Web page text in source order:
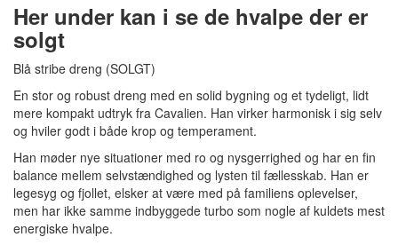
Her under kan i se de hvalpe der er
solgt
Blå stribe dreng (SOLGT)
En stor og robust dreng med en solid bygning og et tydeligt, lidt
mere kompakt udtryk fra Cavalien. Han virker harmonisk i sig selv
og hviler godt i både krop og temperament.
Han møder nye situationer med ro og nysgerrighed og har en fin
balance mellem selvstændighed og lysten til fællesskab. Han er
legesyg og fjollet, elsker at være med på familiens oplevelser,
men har ikke samme indbyggede turbo som nogle af kuldets mest
energiske hvalpe.